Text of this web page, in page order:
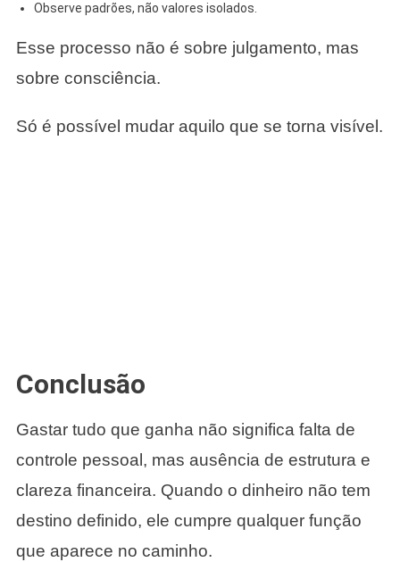
Observe padrões, não valores isolados.
Esse processo não é sobre julgamento, mas
sobre consciência.
Só é possível mudar aquilo que se torna visível.
Conclusão
Gastar tudo que ganha não significa falta de
controle pessoal, mas ausência de estrutura e
clareza financeira. Quando o dinheiro não tem
destino definido, ele cumpre qualquer função
que aparece no caminho.